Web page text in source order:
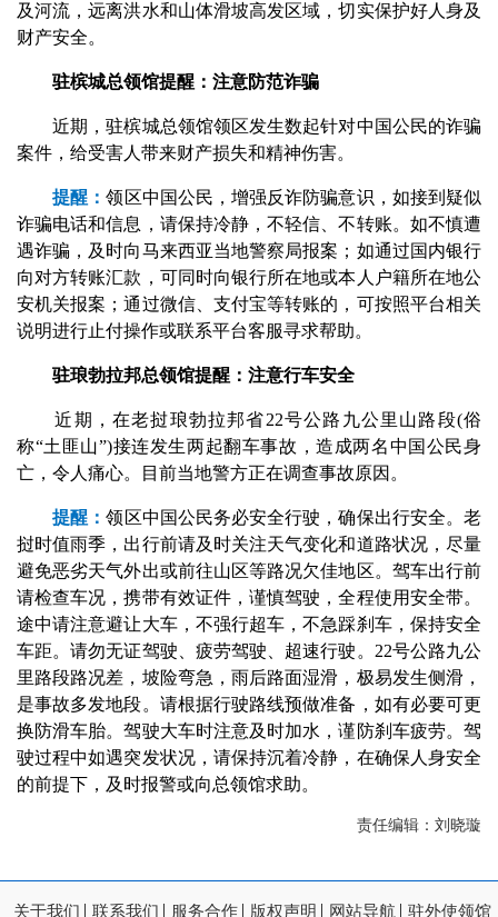
及河流，远离洪水和山体滑坡高发区域，切实保护好人身及
财产安全。
驻槟城总领馆提醒：注意防范诈骗
近期，驻槟城总领馆领区发生数起针对中国公民的诈骗
案件，给受害人带来财产损失和精神伤害。
提醒：领区中国公民，增强反诈防骗意识，如接到疑似
诈骗电话和信息，请保持冷静，不轻信、不转账。如不慎遭
遇诈骗，及时向马来西亚当地警察局报案；如通过国内银行
向对方转账汇款，可同时向银行所在地或本人户籍所在地公
安机关报案；通过微信、支付宝等转账的，可按照平台相关
说明进行止付操作或联系平台客服寻求帮助。
驻琅勃拉邦总领馆提醒：注意行车安全
近期，在老挝琅勃拉邦省22号公路九公里山路段(俗
称“土匪山”)接连发生两起翻车事故，造成两名中国公民身
亡，令人痛心。目前当地警方正在调查事故原因。
提醒：领区中国公民务必安全行驶，确保出行安全。老
挝时值雨季，出行前请及时关注天气变化和道路状况，尽量
避免恶劣天气外出或前往山区等路况欠佳地区。驾车出行前
请检查车况，携带有效证件，谨慎驾驶，全程使用安全带。
途中请注意避让大车，不强行超车，不急踩刹车，保持安全
车距。请勿无证驾驶、疲劳驾驶、超速行驶。22号公路九公
里路段路况差，坡险弯急，雨后路面湿滑，极易发生侧滑，
是事故多发地段。请根据行驶路线预做准备，如有必要可更
换防滑车胎。驾驶大车时注意及时加水，谨防刹车疲劳。驾
驶过程中如遇突发状况，请保持沉着冷静，在确保人身安全
的前提下，及时报警或向总领馆求助。
责任编辑：刘晓璇
关于我们 联系我们 服务合作 版权声明 网站导航 驻外使领馆